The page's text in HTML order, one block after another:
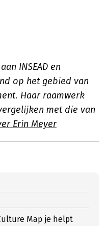
INSEAD en
op het gebied van
Haar raamwerk
met die van
Erin Meyer
Map je helpt